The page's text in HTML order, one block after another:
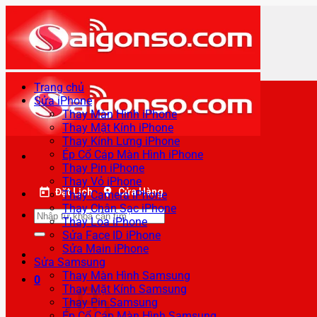
qua
nội
dung
Đặt Lịch Cửa Hàng
Tìm
kiếm:
0
Trang chủ
Sửa iPhone
Thay Màn Hình iPhone
Thay Mặt Kính iPhone
Thay Kính Lưng iPhone
Ép Cổ Cáp Màn Hình iPhone
Thay Pin iPhone
Thay Vỏ iPhone
Thay Camera iPhone
Thay Chân Sạc iPhone
Thay Loa iPhone
Sửa Face ID iPhone
Sửa Main iPhone
Sửa Samsung
Thay Màn Hình Samsung
Thay Mặt Kính Samsung
Thay Pin Samsung